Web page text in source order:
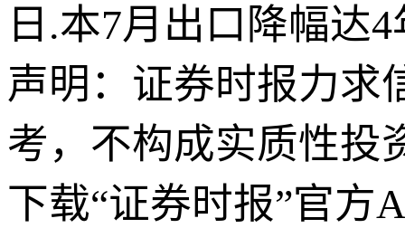
日.本7月出口降幅达
声明：证券时报力求
考，不构成实质性投
下载“证券时报”官方